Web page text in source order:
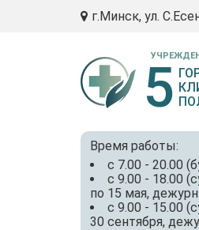
г.Минск, ул.
5
Время работы:
с 7.00 - 20.00
с 9.00 - 18.00
по 15 мая,
с 9.00 - 15.00
30 сентября,